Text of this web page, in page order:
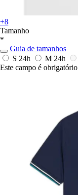
+8
Tamanho
*
Guia de tamanhos
S 24h M 24h
Este campo é obrigatório